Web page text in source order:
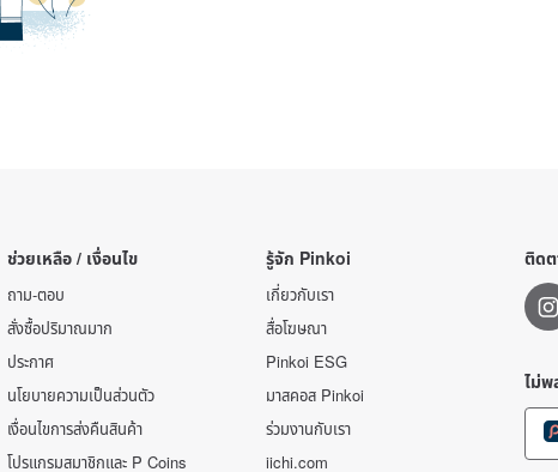
ช่วยเหลือ / เงื่อนไข
ถาม-ตอบ
สั่งซื้อปริมาณมาก
ประกาศ
นโยบายความเป็นส่วนตัว
เงื่อนไขการส่งคืนสินค้า
โปรแกรมสมาชิกและ P Coins
รู้จัก Pinkoi
เกี่ยวกับเรา
สื่อโฆษณา
Pinkoi ESG
มาสคอส Pinkoi
ร่วมงานกับเรา
iichi.com
ติด
ไม่พ